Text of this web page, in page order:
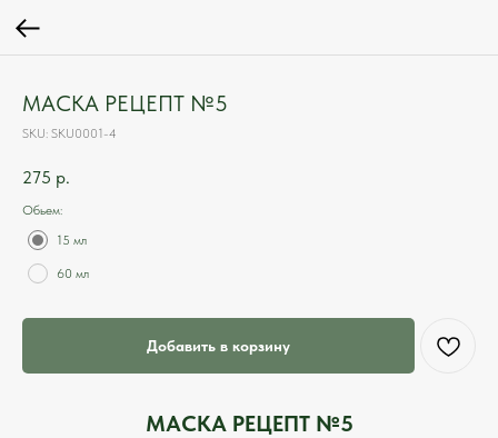
МАСКА РЕЦЕПТ №5
SKU: SKU0001-4
275 р.
Обьем:
15 мл
60 мл
Добавить в корзину
МАСКА РЕЦЕПТ №5